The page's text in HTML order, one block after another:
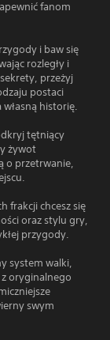
fanom
i baw się
rozległy i
przeżyj
postaci
historię.
tętniący
żywot
o przetrwanie,
frakcji chcesz się
oraz stylu gry,
przygody.
system walki,
oryginalnego
swym